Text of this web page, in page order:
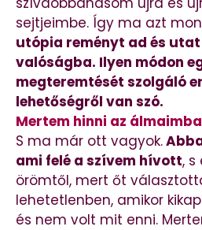
sejtjeimbe. Így ma azt
utópia reményt ad és
valóságba. Ilyen módon
megteremtését szolgáló
lehetőségről van szó.
Mertem hinni az
S ma már ott vagyok.
ami felé a szívem hívott, s
örömtől, mert őt
lehetetlenben, amikor
és nem volt mit enni.